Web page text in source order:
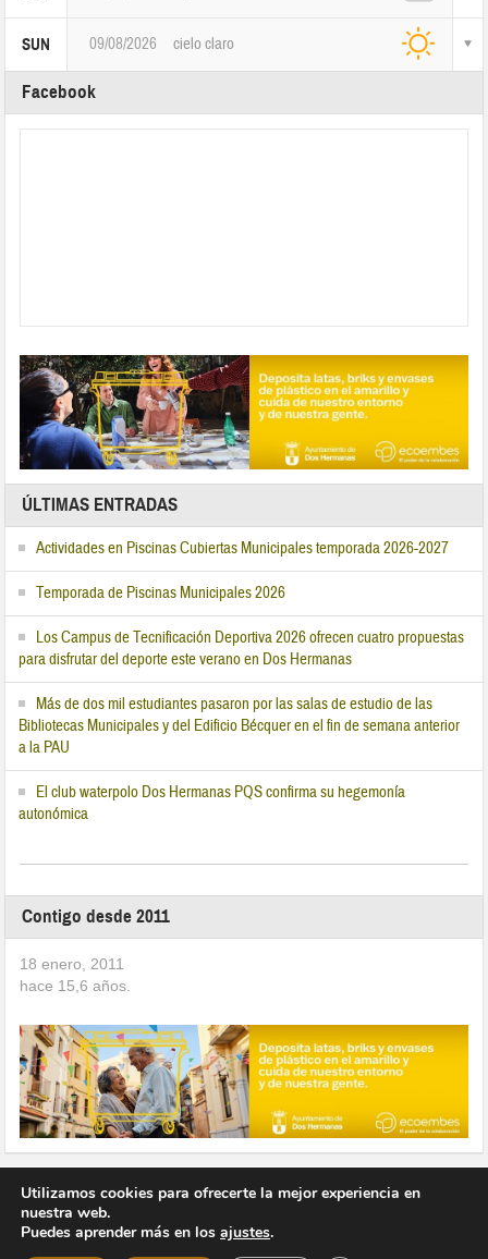
SUN 09/08/2026 cielo claro
Facebook
ÚLTIMAS ENTRADAS
Actividades en Piscinas Cubiertas Municipales temporada 2026-2027
Temporada de Piscinas Municipales 2026
Los Campus de Tecnificación Deportiva 2026 ofrecen cuatro propuestas
para disfrutar del deporte este verano en Dos Hermanas
Más de dos mil estudiantes pasaron por las salas de estudio de las
Bibliotecas Municipales y del Edificio Bécquer en el fin de semana anterior
a la PAU
El club waterpolo Dos Hermanas PQS confirma su hegemonía
autonómica
Contigo desde 2011
18 enero, 2011
hace 15,6 años.
Utilizamos cookies para ofrecerte la mejor experiencia en
nuestra web.
Puedes aprender más en los ajustes.